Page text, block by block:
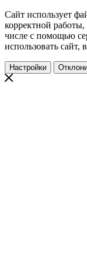
Сайт использует
корректной
числе с помощью
использовать сайт,
Настройки